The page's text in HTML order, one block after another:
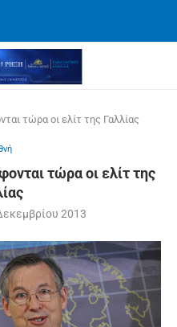
τώρα οι ελίτ της Γαλλίας
τώρα οι ελίτ της
2013